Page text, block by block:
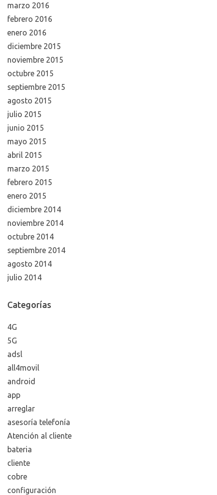
marzo 2016
febrero 2016
enero 2016
diciembre 2015
noviembre 2015
octubre 2015
septiembre 2015
agosto 2015
julio 2015
junio 2015
mayo 2015
abril 2015
marzo 2015
febrero 2015
enero 2015
diciembre 2014
noviembre 2014
octubre 2014
septiembre 2014
agosto 2014
julio 2014
Categorías
4G
5G
adsl
all4movil
android
app
arreglar
asesoría telefonía
Atención al cliente
bateria
cliente
cobre
configuración